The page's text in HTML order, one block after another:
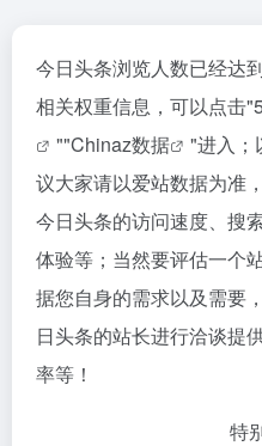
今日头条浏览人数已经达
相关权重信息，可以点击"
""Chinaz数据
"进入；
议大家请以爱站数据为准
今日头条的访问速度、搜
体验等；当然要评估一个
据您自身的需求以及需要
日头条的站长进行洽谈提
率等！
特